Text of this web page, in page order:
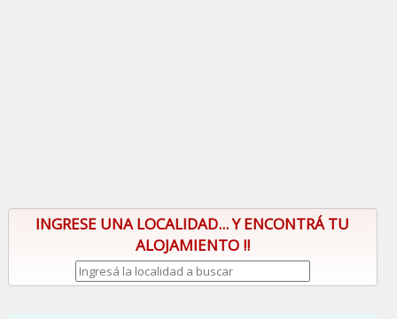
INGRESE UNA LOCALIDAD... Y ENCONTRÁ TU
ALOJAMIENTO !!